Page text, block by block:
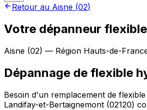
Retour au Aisne (02)
Votre dépanneur
Aisne (02) — Région Hauts-de-
Dépannage de flexible
Besoin d'un remplacement de
Landifay-et-Bertaignemont (02120)